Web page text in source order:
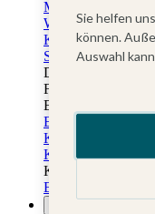
Menükarten
Weinetiketten
Kartenbox
Save the Date
Dankeskarten
Fotobuch
Eventplattform
Einladungskarten
Kindergeburtstag
Kindergeburtstag
Kindergeburtstag
Einladungskarten
Sie helfen
können.
Auswahl